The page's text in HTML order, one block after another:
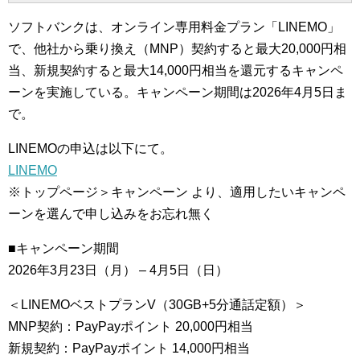
ソフトバンクは、オンライン専用料金プラン「LINEMO」
で、他社から乗り換え（MNP）契約すると最大20,000円相
当、新規契約すると最大14,000円相当を還元するキャンペ
ーンを実施している。キャンペーン期間は2026年4月5日ま
で。
LINEMOの申込は以下にて。
LINEMO
※トップページ＞キャンペーン より、適用したいキャンペ
ーンを選んで申し込みをお忘れ無く
■キャンペーン期間
2026年3月23日（月） – 4月5日（日）
＜LINEMOベストプランV（30GB+5分通話定額）＞
MNP契約：PayPayポイント 20,000円相当
新規契約：PayPayポイント 14,000円相当